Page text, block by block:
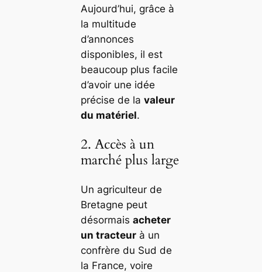
Aujourd’hui, grâce à
la multitude
d’annonces
disponibles, il est
beaucoup plus facile
d’avoir une idée
précise de la valeur
du matériel.
2. Accès à un
marché plus large
Un agriculteur de
Bretagne peut
désormais acheter
un tracteurà un
confrère du Sud de
la France, voire